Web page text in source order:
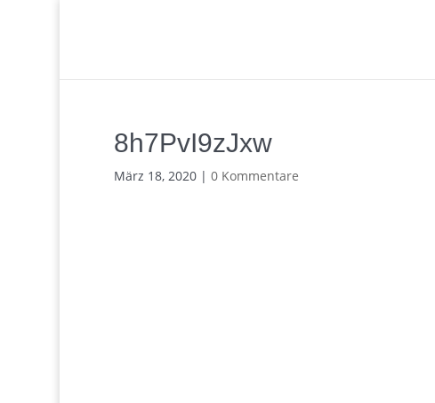
8h7PvI9zJxw
März 18, 2020| 0 Kommentare